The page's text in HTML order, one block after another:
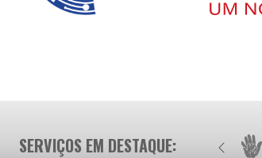
SERVIÇOS EM DESTAQUE: